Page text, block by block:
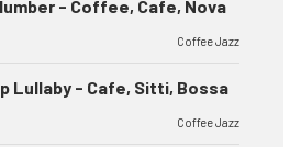
- Coffee, Cafe, Nova
Coffee Jazz
Lullaby - Cafe, Sitti, Bossa
Coffee Jazz